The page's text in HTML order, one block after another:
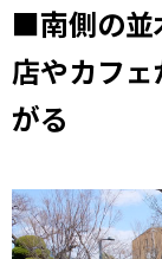
■南側の並
店やカフ
がる